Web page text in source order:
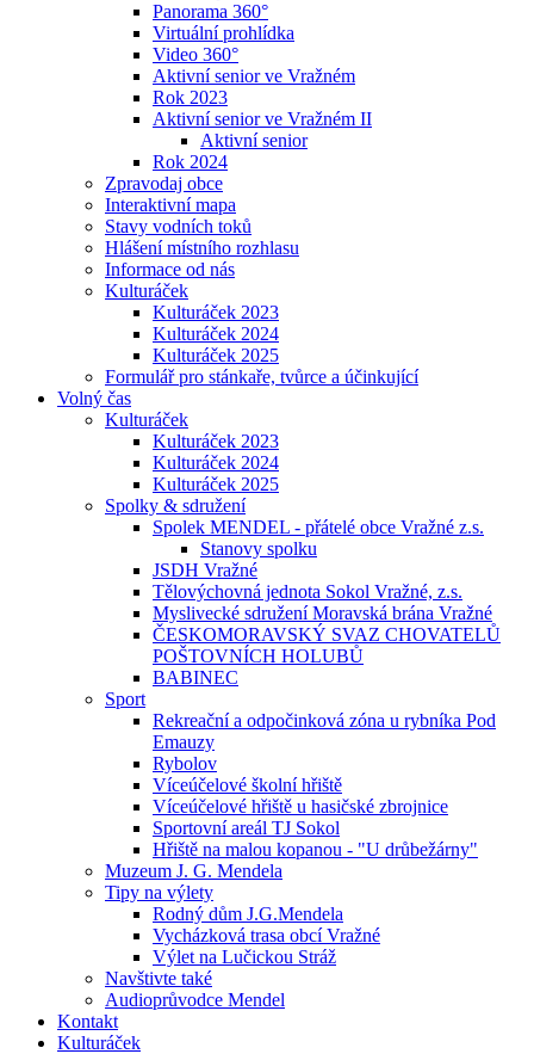
Panorama 360°
Virtuální prohlídka
Video 360°
Aktivní senior ve Vražném
Rok 2023
Aktivní senior ve Vražném II
Aktivní senior
Rok 2024
Zpravodaj obce
Interaktivní mapa
Stavy vodních toků
Hlášení místního rozhlasu
Informace od nás
Kulturáček
Kulturáček 2023
Kulturáček 2024
Kulturáček 2025
Formulář pro stánkaře, tvůrce a účinkující
Volný čas
Kulturáček
Kulturáček 2023
Kulturáček 2024
Kulturáček 2025
Spolky & sdružení
Spolek MENDEL - přátelé obce Vražné z.s.
Stanovy spolku
JSDH Vražné
Tělovýchovná jednota Sokol Vražné, z.s.
Myslivecké sdružení Moravská brána Vražné
ČESKOMORAVSKÝ SVAZ CHOVATELŮ
POŠTOVNÍCH HOLUBŮ
BABINEC
Sport
Rekreační a odpočinková zóna u rybníka Pod
Emauzy
Rybolov
Víceúčelové školní hřiště
Víceúčelové hřiště u hasičské zbrojnice
Sportovní areál TJ Sokol
Hřiště na malou kopanou - "U drůbežárny"
Muzeum J. G. Mendela
Tipy na výlety
Rodný dům J.G.Mendela
Vycházková trasa obcí Vražné
Výlet na Lučickou Stráž
Navštivte také
Audioprůvodce Mendel
Kontakt
Kulturáček